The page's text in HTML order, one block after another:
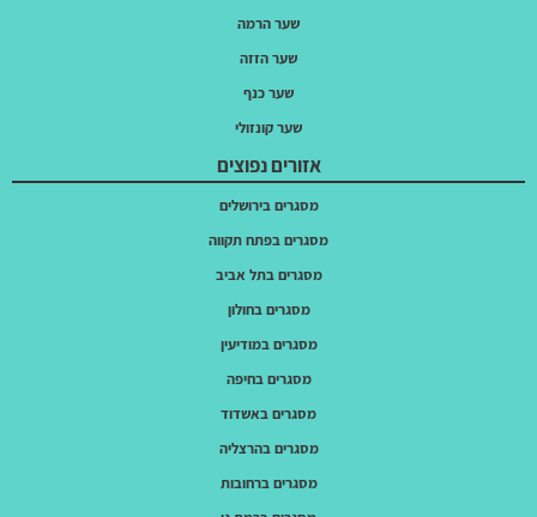
שער הרמה
שער הזזה
שער כנף
שער קונזולי
אזורים נפוצים
מסגרים בירושלים
מסגרים בפתח תקווה
מסגרים בתל אביב
מסגרים בחולון
מסגרים במודיעין
מסגרים בחיפה
מסגרים באשדוד
מסגרים בהרצליה
מסגרים ברחובות